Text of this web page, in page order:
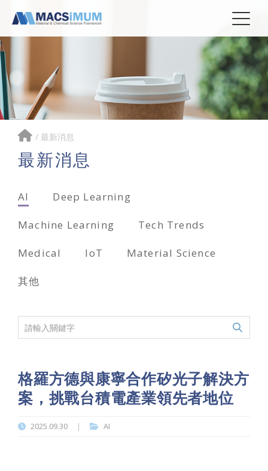
/ 最新消息
最新消息
AI Deep Learning
Machine Learning Tech Trends
Medical IoT Material Science
其他
格羅方德與康寧合作矽光子解決方
案，挑戰台積電產業領先者地位
2025.09.30 | AI